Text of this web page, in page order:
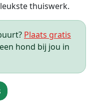
thuiswerk.
Plaats gratis
hond bij jou in